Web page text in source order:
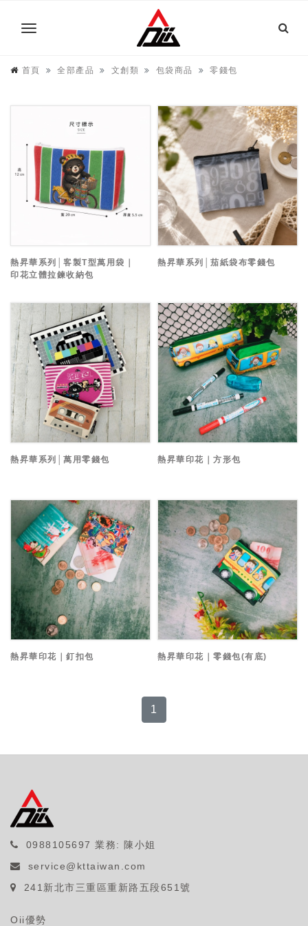
首頁 全部產品 文創類 包袋商品 零錢包
熱昇華系列│客製T型萬用袋｜
印花立體拉鍊收納包
熱昇華系列│茄紙袋布零錢包
熱昇華系列│萬用零錢包 熱昇華印花｜方形包
熱昇華印花｜釘扣包 熱昇華印花｜零錢包(有底)
1
0988105697 業務: 陳小姐
service@kttaiwan.com
241新北市三重區重新路五段651號
Oii優勢